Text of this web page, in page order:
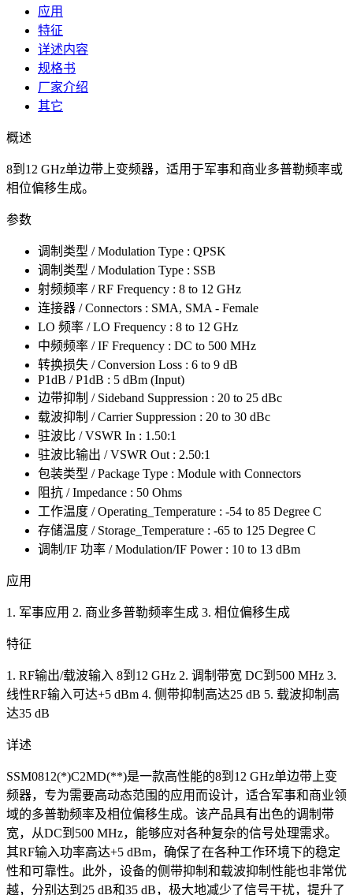
应用
特征
详述内容
规格书
厂家介绍
其它
概述
8到12 GHz单边带上变频器，适用于军事和商业多普勒频率或
相位偏移生成。
参数
调制类型 / Modulation Type : QPSK
调制类型 / Modulation Type : SSB
射频频率 / RF Frequency : 8 to 12 GHz
连接器 / Connectors : SMA, SMA - Female
LO 频率 / LO Frequency : 8 to 12 GHz
中频频率 / IF Frequency : DC to 500 MHz
转换损失 / Conversion Loss : 6 to 9 dB
P1dB / P1dB : 5 dBm (Input)
边带抑制 / Sideband Suppression : 20 to 25 dBc
载波抑制 / Carrier Suppression : 20 to 30 dBc
驻波比 / VSWR In : 1.50:1
驻波比输出 / VSWR Out : 2.50:1
包装类型 / Package Type : Module with Connectors
阻抗 / Impedance : 50 Ohms
工作温度 / Operating_Temperature : -54 to 85 Degree C
存储温度 / Storage_Temperature : -65 to 125 Degree C
调制/IF 功率 / Modulation/IF Power : 10 to 13 dBm
应用
1. 军事应用 2. 商业多普勒频率生成 3. 相位偏移生成
特征
1. RF输出/载波输入 8到12 GHz 2. 调制带宽 DC到500 MHz 3.
线性RF输入可达+5 dBm 4. 侧带抑制高达25 dB 5. 载波抑制高
达35 dB
详述
SSM0812(*)C2MD(**)是一款高性能的8到12 GHz单边带上变
频器，专为需要高动态范围的应用而设计，适合军事和商业领
域的多普勒频率及相位偏移生成。该产品具有出色的调制带
宽，从DC到500 MHz，能够应对各种复杂的信号处理需求。
其RF输入功率高达+5 dBm，确保了在各种工作环境下的稳定
性和可靠性。此外，设备的侧带抑制和载波抑制性能也非常优
越，分别达到25 dB和35 dB，极大地减少了信号干扰，提升了